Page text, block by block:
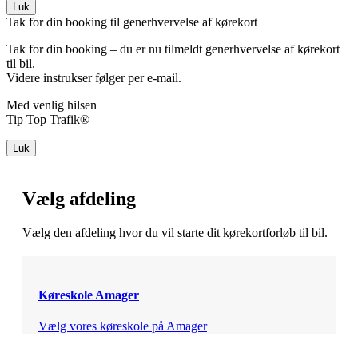
Luk
Tak for din booking til generhvervelse af kørekort
Tak for din booking – du er nu tilmeldt generhvervelse af kørekort
til bil.
Videre instrukser følger per e-mail.
Med venlig hilsen
Tip Top Trafik®
Luk
Vælg afdeling
Vælg den afdeling hvor du vil starte dit kørekortforløb til bil.
Køreskole Amager
Vælg vores køreskole på Amager